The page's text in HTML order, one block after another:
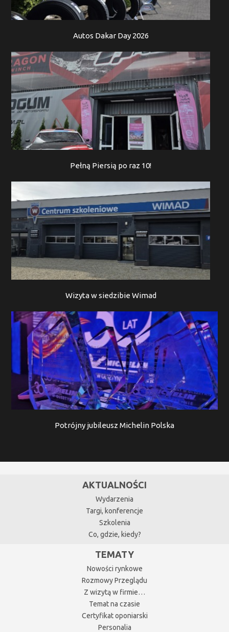
Autos Dakar Day 2026
Pełną Piersią po raz 10!
Wizyta w siedzibie Wimad
Potrójny jubileusz Michelin Polska
AKTUALNOŚCI
Wydarzenia
Targi, konferencje
Szkolenia
Co, gdzie, kiedy?
TEMATY
Nowości rynkowe
Rozmowy Przeglądu
Z wizytą w firmie…
Temat na czasie
Certyfikat oponiarski
Personalia